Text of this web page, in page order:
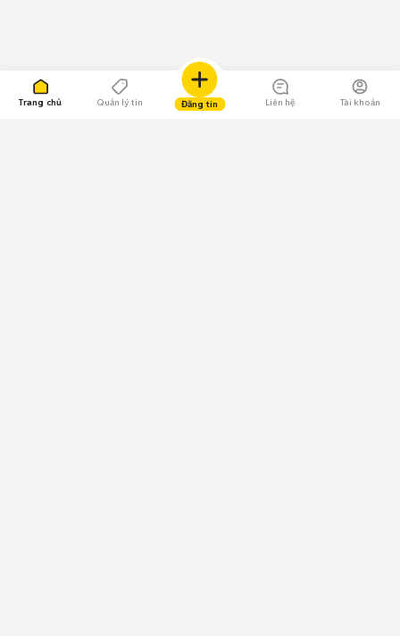
Trang chủ Quản lý tin Đăng tin Liên hệ Tài khoản